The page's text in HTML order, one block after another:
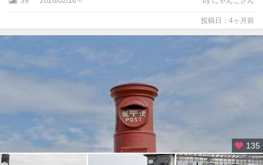
投稿日：4ヶ月前
135